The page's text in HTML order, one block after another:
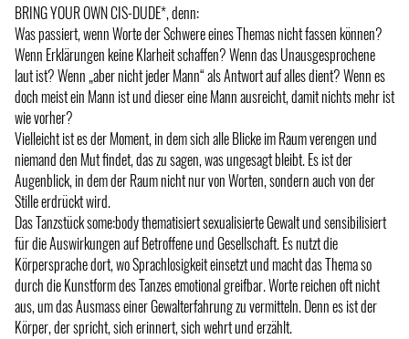
BRING YOUR OWN CIS-DUDE*, denn:
Was passiert, wenn Worte der Schwere eines Themas nicht fassen können?
Wenn Erklärungen keine Klarheit schaffen? Wenn das Unausgesprochene
laut ist? Wenn „aber nicht jeder Mann“ als Antwort auf alles dient? Wenn es
doch meist ein Mann ist und dieser eine Mann ausreicht, damit nichts mehr ist
wie vorher?
Vielleicht ist es der Moment, in dem sich alle Blicke im Raum verengen und
niemand den Mut findet, das zu sagen, was ungesagt bleibt. Es ist der
Augenblick, in dem der Raum nicht nur von Worten, sondern auch von der
Stille erdrückt wird.
Das Tanzstück some:body thematisiert sexualisierte Gewalt und sensibilisiert
für die Auswirkungen auf Betroffene und Gesellschaft. Es nutzt die
Körpersprache dort, wo Sprachlosigkeit einsetzt und macht das Thema so
durch die Kunstform des Tanzes emotional greifbar. Worte reichen oft nicht
aus, um das Ausmass einer Gewalterfahrung zu vermitteln. Denn es ist der
Körper, der spricht, sich erinnert, sich wehrt und erzählt.